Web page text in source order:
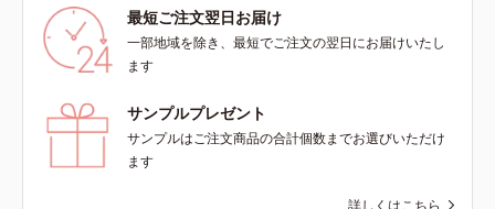
最短ご注文翌日お届け
一部地域を除き、最短でご注文の翌日にお届けいたし
ます
サンプルプレゼント
サンプルはご注文商品の合計個数までお選びいただけ
ます
詳しくはこちら